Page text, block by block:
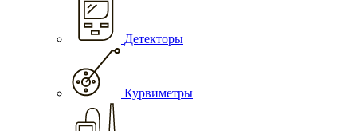
Детекторы
Курвиметры